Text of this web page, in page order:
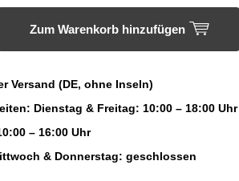
Zum Warenkorb hinzufügen
Versand (DE, ohne Inseln)
Dienstag & Freitag: 10:00 – 18:00 Uhr
– 16:00 Uhr
& Donnerstag: geschlossen